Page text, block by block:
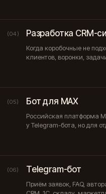
(04) Разработка CRM-
Когда коробочные не
клиентов, воронки,
(05) Бот для MAX
Российская платформа
у Telegram-бота, но для
(06) Telegram-бот
Приём заявок, FAQ,